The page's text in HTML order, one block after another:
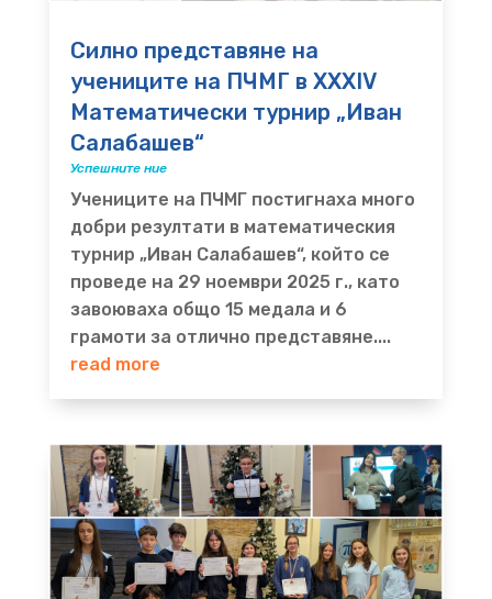
Силно представяне на
учениците на ПЧМГ в XXXIV
Математически турнир „Иван
Салабашев“
Успешните ние
Учениците на ПЧМГ постигнаха много
добри резултати в математическия
турнир „Иван Салабашев“, който се
проведе на 29 ноември 2025 г., като
завоюваха общо 15 медала и 6
грамоти за отлично представяне....
read more